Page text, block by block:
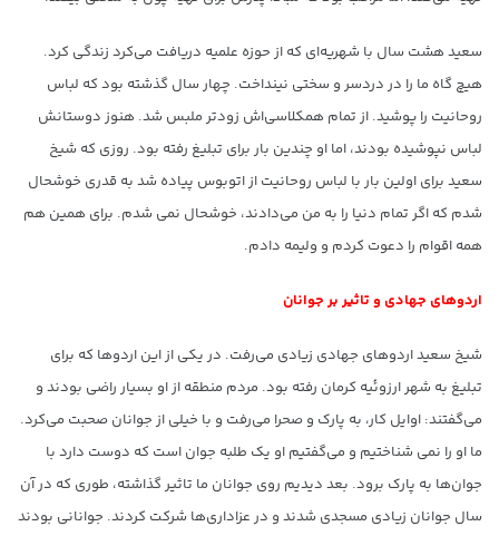
سعید هشت سال با شهریه‌ای که از حوزه علمیه دریافت می‌کرد زندگی کرد.
هیچ گاه ما را در دردسر و سختی نینداخت. چهار سال گذشته بود که لباس
روحانیت را پوشید. از تمام همکلاسی‌اش زودتر ملبس شد. هنوز دوستانش
لباس نپوشیده بودند، اما او چندین بار برای تبلیغ رفته بود. روزی که شیخ
سعید برای اولین بار با لباس روحانیت از اتوبوس پیاده شد به قدری خوشحال
شدم که اگر تمام دنیا را به من می‌دادند، خوشحال نمی شدم. برای همین هم
همه اقوام را دعوت کردم و ولیمه دادم.
اردوهای جهادی و تاثیر بر جوانان
شیخ سعید اردوهای جهادی زیادی می‌رفت. در یکی از این اردوها که برای
تبلیغ به شهر ارزوئیه کرمان رفته بود. مردم منطقه از او بسیار راضی بودند و
می‌گفتند: اوایل کار، به پارک و صحرا می‌رفت و با خیلی از جوانان صحبت می‌کرد.
ما او را نمی شناختیم و می‌گفتیم او یک طلبه جوان است که دوست دارد با
جوان‌ها به پارک برود. بعد دیدیم روی جوانان ما تاثیر گذاشته، طوری که در آن
سال جوانان زیادی مسجدی شدند و در عزاداری‌ها شرکت کردند. جوانانی بودند